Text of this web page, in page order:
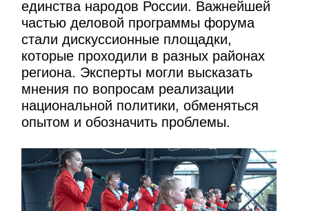
единства народов России. Важнейшей
частью деловой программы форума
стали дискуссионные площадки,
которые проходили в разных районах
региона. Эксперты могли высказать
мнения по вопросам реализации
национальной политики, обменяться
опытом и обозначить проблемы.